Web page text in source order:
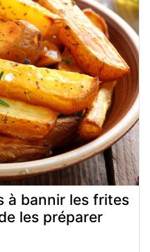
à bannir les frites
les préparer